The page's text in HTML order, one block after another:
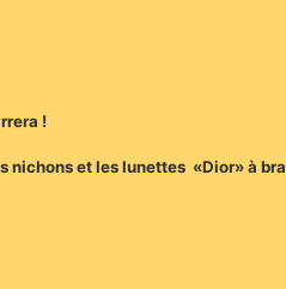
!
nichons et les lunettes «Dior» à